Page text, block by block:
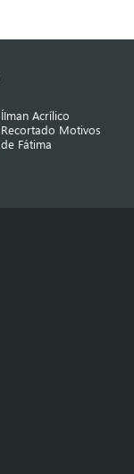
ÍIman Acrílico
Recortado Motivos
de Fátima